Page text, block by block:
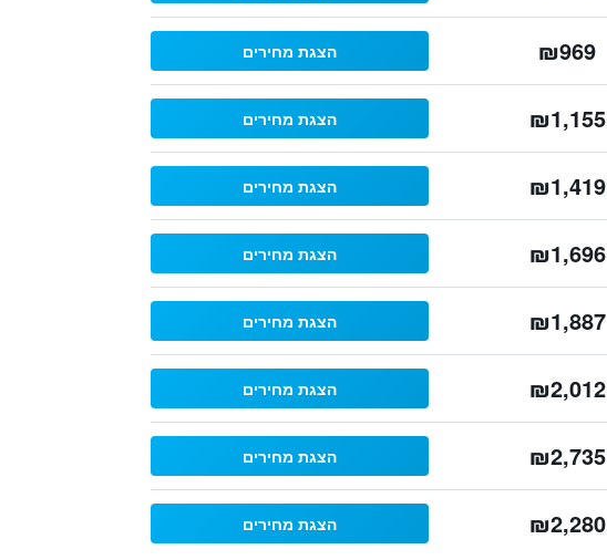
₪969 הצגת מחירים
₪1,155 הצגת מחירים
₪1,419 הצגת מחירים
₪1,696 הצגת מחירים
₪1,887 הצגת מחירים
₪2,012 הצגת מחירים
₪2,735 הצגת מחירים
₪2,280 הצגת מחירים